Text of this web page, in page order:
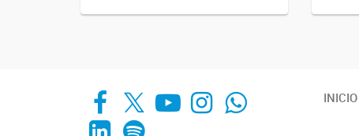
Facebook
X YouTube
Instagram
Whats App
LinkedIn
Spotify
INICIO